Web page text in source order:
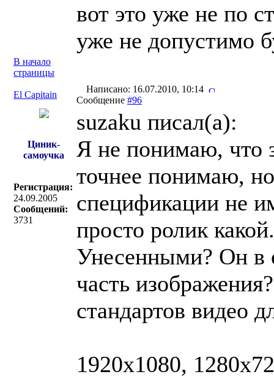
вот это уже не по
уже не допустимо
В начало
страницы
El Capitain
Написано: 16.07.2010, 10:14
Сообщение #96
Циник-
самоучка
Регистрация:
24.09.2005
Сообщений:
3731
suzaku писал(a):
Я не понимаю, что
точнее понимаю,
спецификации не
просто ролик
Унесенными? Он в
часть
стандартов видео
1920x1080,